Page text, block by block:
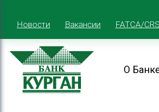
Новости Вакансии FATCA/CRS
О